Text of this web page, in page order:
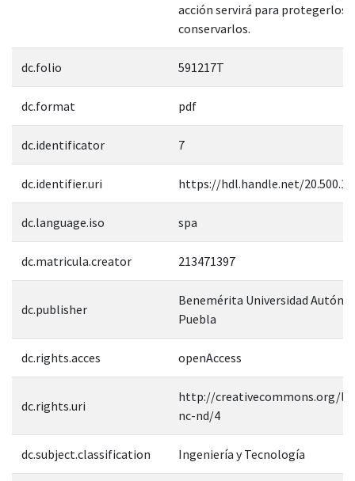
acción servirá para protegerlos y
conservarlos.
dc.folio 591217T
dc.format pdf
dc.identificator 7
dc.identifier.uri https://hdl.handle.net/
dc.language.iso spa
dc.matricula.creator 213471397
dc.publisher
Benemérita Universidad
Puebla
dc.rights.acces openAccess
dc.rights.uri
http://creativecommons.org/
nc-nd/4
dc.subject.classification Ingeniería y Tecnología